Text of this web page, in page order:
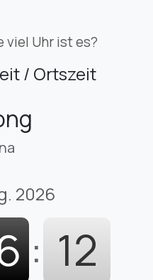
viel Uhr ist es?
/ Ortszeit
2026
: 13